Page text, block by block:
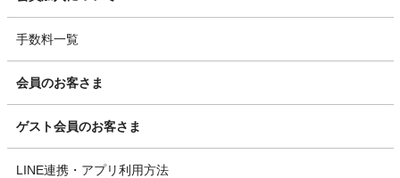
手数料一覧
会員のお客さま
ゲスト会員のお客さま
LINE連携・アプリ利用方法